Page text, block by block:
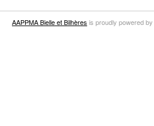
AAPPMA Bielle et Bilhères is proudly powered by